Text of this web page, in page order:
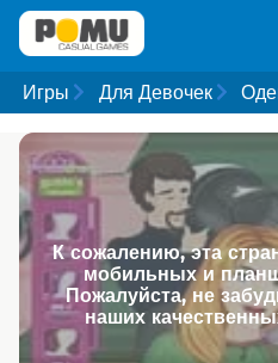
Игры Для Девочек
К сожалению, эта
мобильных и
Пожалуйста, не
наших